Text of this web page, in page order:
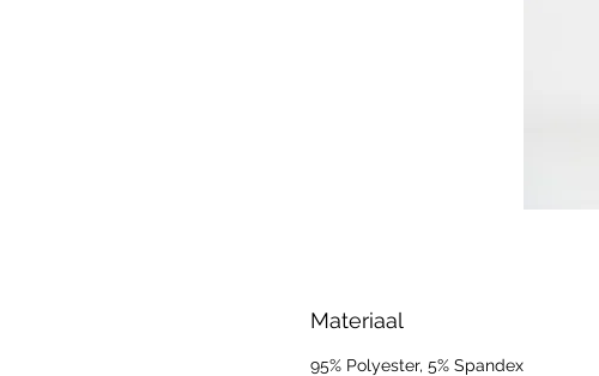
Materiaal
95% Polyester, 5% Spandex